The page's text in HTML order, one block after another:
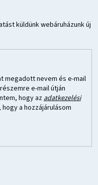
küldünk webáruházunk új
megadott nevem és e-mail
e-mail útján
hogy azadatkezelési
a hozzájárulásom